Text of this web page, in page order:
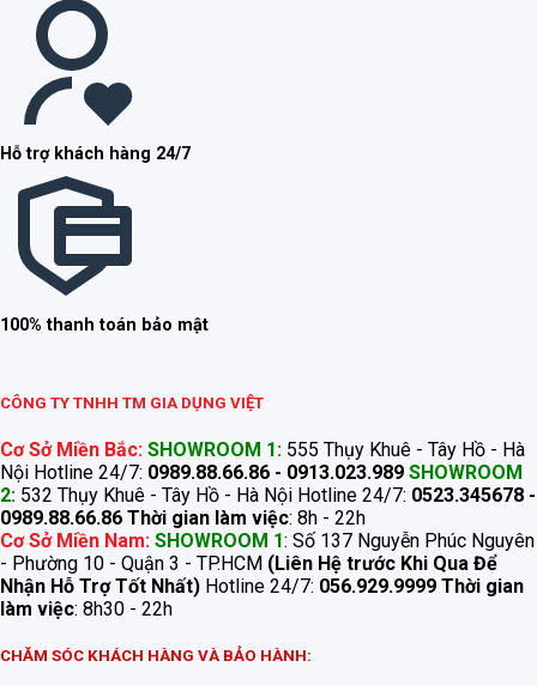
Hỗ trợ khách hàng 24/7
100% thanh toán bảo mật
CÔNG TY TNHH TM GIA DỤNG VIỆT
Cơ Sở Miền Bắc: SHOWROOM 1: 555 Thụy Khuê - Tây Hồ - Hà
Nội Hotline 24/7: 0989.88.66.86 - 0913.023.989 SHOWROOM
2: 532 Thụy Khuê - Tây Hồ - Hà Nội Hotline 24/7: 0523.345678 -
0989.88.66.86 Thời gian làm việc: 8h - 22h
Cơ Sở Miền Nam: SHOWROOM 1: Số 137 Nguyễn Phúc Nguyên
- Phường 10 - Quận 3 - TP.HCM (Liên Hệ trước Khi Qua Để
Nhận Hỗ Trợ Tốt Nhất) Hotline 24/7: 056.929.9999 Thời gian
làm việc: 8h30 - 22h
CHĂM SÓC KHÁCH HÀNG VÀ BẢO HÀNH: